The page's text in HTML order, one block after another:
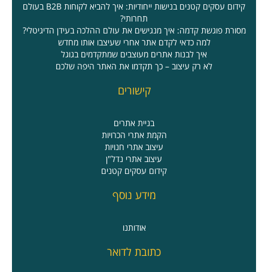
קידום עסקים קטנים בנישות ייחודיות: איך להביא לקוחות B2B בעולם
תחרותי?
מסורת פוגשת קדמה: איך מנגישים את עולם ההלכה בעידן הדיגיטלי?
למה כדאי לקדם אתר אחרי שעיצבו אותו מחדש
איך לבנות אתרים מעוצבים שמתקדמים בגוגל
לא רק עיצוב – כך תקדמו את האתר היפה שלכם
קישורים
בניית אתרים
הקמת אתרי הכרויות
עיצוב אתרי חנויות
עיצוב אתרי נדל"ן
קידום עסקים קטנים
מידע נוסף
אודותנו
כתובת לדואר